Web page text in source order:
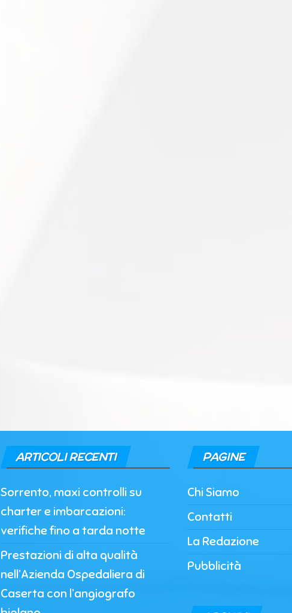
ARTICOLI RECENTI
Sorrento, maxi controlli su
charter e imbarcazioni:
verifiche fino a tarda notte
Prestazioni di alta qualità
nell’Azienda Ospedaliera di
Caserta con l’angiografo
PAGINE
Chi Siamo
Contatti
La Redazione
Pubblicità